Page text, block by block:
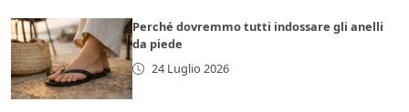
Perché dovremmo tutti indossare gli anelli
da piede
24 Luglio 2026